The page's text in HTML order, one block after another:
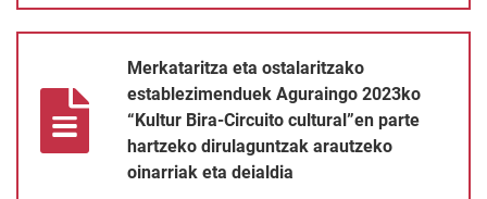
Merkataritza eta ostalaritzako
establezimenduek Aguraingo 2023ko
“Kultur Bira-Circuito cultural”en parte
hartzeko dirulaguntzak arautzeko
oinarriak eta deialdia